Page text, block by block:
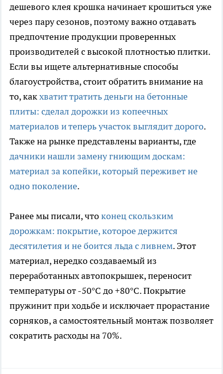
дешевого клея крошка начинает крошиться уже
через пару сезонов, поэтому важно отдавать
предпочтение продукции проверенных
производителей с высокой плотностью плитки.
Если вы ищете альтернативные способы
благоустройства, стоит обратить внимание на
то, какхватит тратить деньги на бетонные
плиты: сделал дорожки из копеечных
материалов и теперь участок выглядит дорого.
Также на рынке представлены варианты, где
дачники нашли замену гниющим доскам:
материал за копейки, который переживет не
одно поколение.
Ранее мы писали, чтоконец скользким
дорожкам: покрытие, которое держится
десятилетия и не боится льда с ливнем. Этот
материал, нередко создаваемый из
переработанных автопокрышек, переносит
температуры от -50°C до +80°C. Покрытие
пружинит при ходьбе и исключает прорастание
сорняков, а самостоятельный монтаж позволяет
сократить расходы на 70%.